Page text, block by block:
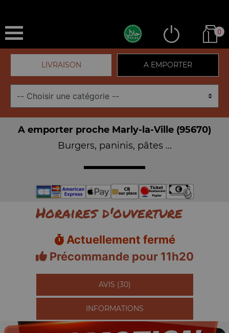
0
LIVRAISON A EMPORTER
A emporter proche Marly-la-Ville (95670)
Burgers, paninis, pâtes ...
Horaires d'ouverture
Actuellement fermé
Précommande pour 11h20
AVIS (30)
INFORMATIONS